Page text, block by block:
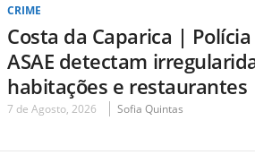
CRIME
Costa da Caparica |
ASAE detectam
habitações e restaurantes
7 de Agosto, 2026 Sofia Quintas